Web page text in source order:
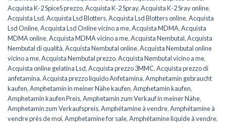
Acquista K-2 SpiceS prezzo,Acquista K-2 Spray,Acquista K-2 Sray online,
Acquista Lsd,Acquista Lsd Blotters,Acquista Lsd Blotters online,Acquista
Lsd Online,Acquista Lsd Online vicino a me,Acquista MDMA,Acquista
MDMA online,Acquista MDMA vicino a me,Acquista Nembutal,Acquista
Nembutal di qualità,Acquista Nembutal online,Acquista Nembutal online
vicino a me,Acquista Nembutal prezzo,Acquista Nembutal vicino a me,
Acquista online gelatina Lsd,Acquista prezzo 3MMC,Acquista prezzo di
anfetamina,Acquista prezzo liquido Anfetamina,Amphetamin gebraucht
kaufen,Amphetamin in meiner Nähe kaufen,Amphetamin kaufen,
Amphetamin kaufen Preis,Amphetamin zum Verkauf in meiner Nähe,
Amphetamin zum Verkaufspreis,Amphétamine à vendre,Amphétamine à
vendre près de moi,Amphetamine for sale,Amphétamine liquide à vendre,